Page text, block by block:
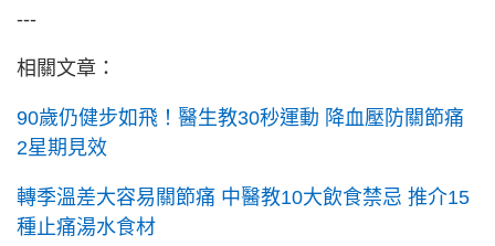
---
相關文章：
90歲仍健步如飛！醫生教30秒運動 降血壓防關節痛
2星期見效
轉季溫差大容易關節痛 中醫教10大飲食禁忌 推介15
種止痛湯水食材